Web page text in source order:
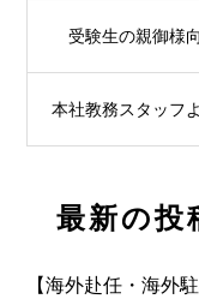
受験生の親御様
本社教務スタッフ
最新の投
【海外赴任・海外